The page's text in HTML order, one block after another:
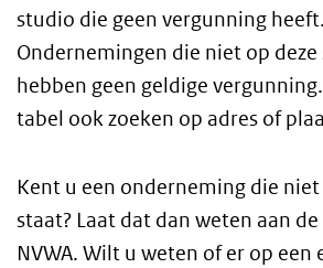
studio die geen vergunning heeft.
Ondernemingen die niet op deze
hebben geen geldige
tabel ook zoeken op adres of
Kent u een onderneming die niet
staat? Laat dat dan weten aan de
NVWA. Wilt u weten of er op een